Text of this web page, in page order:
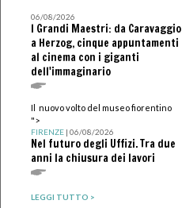
06/08/2026
I Grandi Maestri: da Caravaggio
a Herzog, cinque appuntamenti
al cinema con i giganti
dell'immaginario
Il nuovo volto del museo fiorentino
">
FIRENZE| 06/08/2026
Nel futuro degli Uffizi. Tra due
anni la chiusura dei lavori
LEGGI TUTTO >